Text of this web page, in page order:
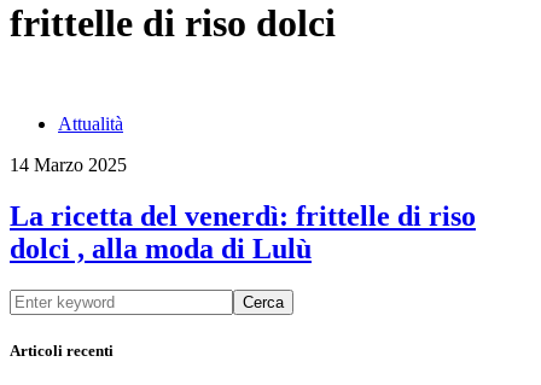
frittelle di riso dolci
Attualità
14 Marzo 2025
La ricetta del venerdì: frittelle di riso
dolci , alla moda di Lulù
Cerca
Articoli recenti